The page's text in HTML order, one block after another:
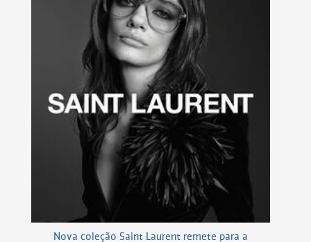
Nova coleção Saint Laurent remete para a